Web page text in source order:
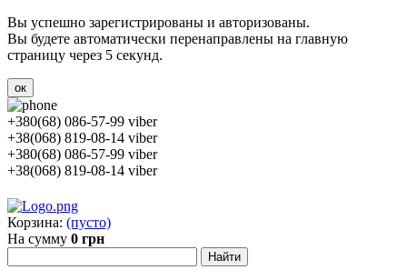
Вы успешно зарегистрированы и авторизованы.
Вы будете автоматически перенаправлены на главную
страницу через 5 секунд.
ок
+380(68) 086-57-99 viber
+38(068) 819-08-14 viber
+380(68) 086-57-99 viber
+38(068) 819-08-14 viber
Корзина: (пусто)
На сумму 0 грн